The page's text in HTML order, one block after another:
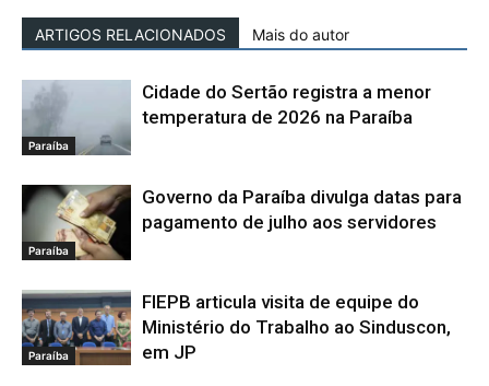
ARTIGOS RELACIONADOS Mais do autor
Paraíba
Cidade do Sertão registra a menor
temperatura de 2026 na Paraíba
Paraíba
Governo da Paraíba divulga datas para
pagamento de julho aos servidores
Paraíba
FIEPB articula visita de equipe do
Ministério do Trabalho ao Sinduscon,
em JP